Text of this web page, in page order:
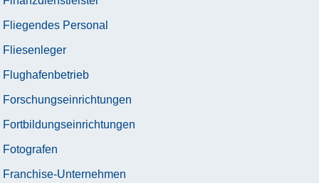
Fliegendes Personal
Fliesenleger
Flughafenbetrieb
Forschungseinrichtungen
Fortbildungseinrichtungen
Fotografen
Franchise-Unternehmen